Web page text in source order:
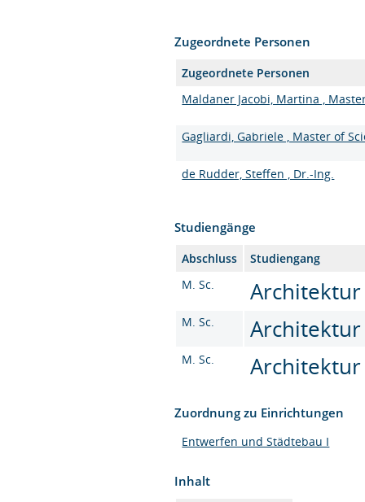
Zugeordnete Personen
Zugeordnete Personen
Maldaner Jacobi, Martina ,
Gagliardi, Gabriele , Master of
de Rudder, Steffen , Dr.-Ing.
Studiengänge
Abschluss
Studiengang
M. Sc.
Architektur
M. Sc. Architektur
M. Sc. Architektur
Zuordnung zu Einrichtungen
Entwerfen und Städtebau I
Inhalt